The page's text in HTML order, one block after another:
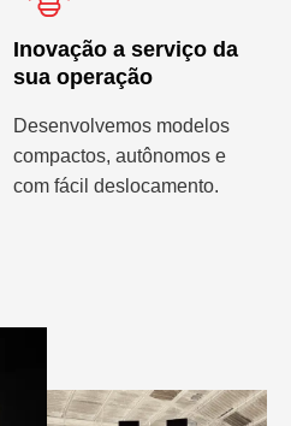
Inovação a serviço da
sua operação
Desenvolvemos modelos
compactos, autônomos e
com fácil deslocamento.